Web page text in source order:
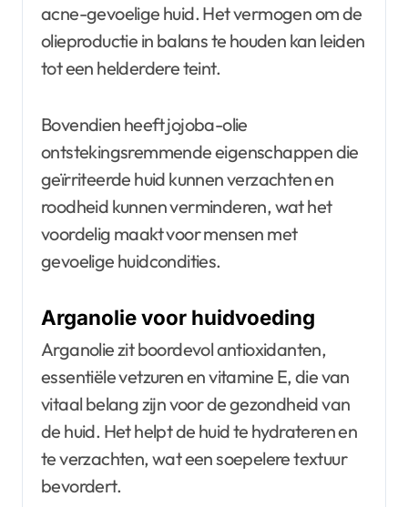
acne-gevoelige huid. Het vermogen om de
olieproductie in balans te houden kan leiden
tot een helderdere teint.
Bovendien heeft jojoba-olie
ontstekingsremmende eigenschappen die
geïrriteerde huid kunnen verzachten en
roodheid kunnen verminderen, wat het
voordelig maakt voor mensen met
gevoelige huidcondities.
Arganolie voor huidvoeding
Arganolie zit boordevol antioxidanten,
essentiële vetzuren en vitamine E, die van
vitaal belang zijn voor de gezondheid van
de huid. Het helpt de huid te hydrateren en
te verzachten, wat een soepelere textuur
bevordert.